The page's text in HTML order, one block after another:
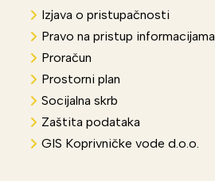
Izjava o pristupačnosti
Pravo na pristup informacijama
Proračun
Prostorni plan
Socijalna skrb
Zaštita podataka
GIS Koprivničke vode d.o.o.